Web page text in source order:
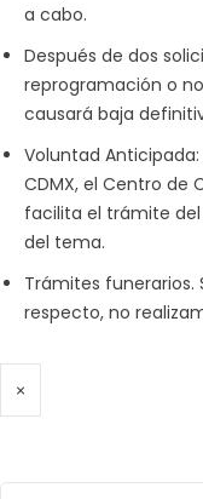
a cabo.
Después de dos
reprogramación o
causará baja
Voluntad
CDMX, el Centro de
facilita el trámite
del tema.
Trámites funerarios.
respecto, no
×